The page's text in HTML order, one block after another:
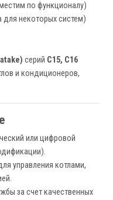
по функционалу)
для некоторых систем)
серий C15, C16
и кондиционеров,
или цифровой
управления котлами,
за счет качественных